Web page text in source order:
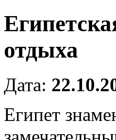
отдыха
Дата:
Египет